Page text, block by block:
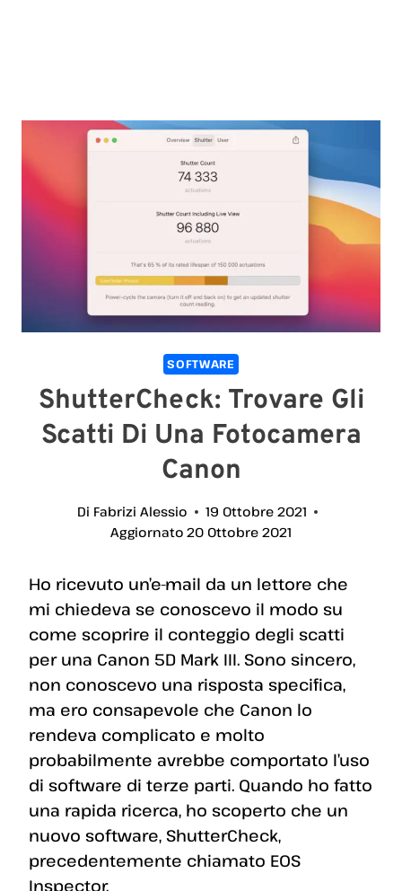
SOFTWARE
ShutterCheck: Trovare Gli
Scatti Di Una Fotocamera
Canon
Di Fabrizi Alessio
19 Ottobre 2021
Aggiornato 20 Ottobre 2021
Ho ricevuto un’e-mail da un lettore che
mi chiedeva se conoscevo il modo su
come scoprire il conteggio degli scatti
per una Canon 5D Mark III. Sono sincero,
non conoscevo una risposta specifica,
ma ero consapevole che Canon lo
rendeva complicato e molto
probabilmente avrebbe comportato l’uso
di software di terze parti. Quando ho fatto
una rapida ricerca, ho scoperto che un
nuovo software, ShutterCheck,
precedentemente chiamato EOS
Inspector.